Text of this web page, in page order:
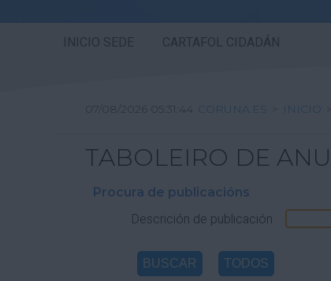
INICIO SEDE CARTAFOL CIDADÁN
07/08/2026 05:31:44 CORUNA.ES > INICIO
TABOLEIRO DE
Procura de publicacións
Descrición de publicación